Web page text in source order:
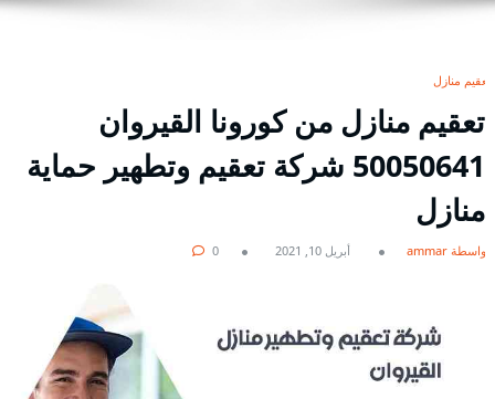
تعقيم منازل
تعقيم منازل من كورونا القيروان
50050641 شركة تعقيم وتطهير حماية
منازل
بواسطة ammar أبريل 10, 2021 0